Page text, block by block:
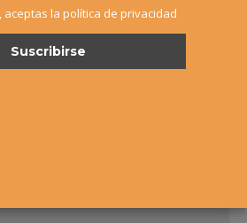
aceptas la política de privacidad